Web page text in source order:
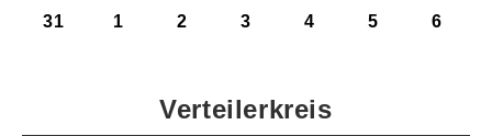
31 1 2 3 4 5 6
Verteilerkreis